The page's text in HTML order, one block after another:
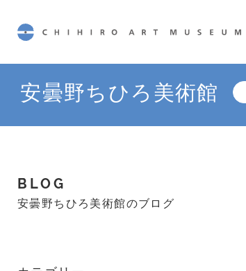
安曇野ちひろ美術館
BLOG
安曇野ちひろ美術館のブログ